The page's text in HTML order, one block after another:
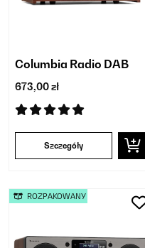
Columbia Radio DAB
673,00 zł
Szczegóły
ROZPAKOWANY